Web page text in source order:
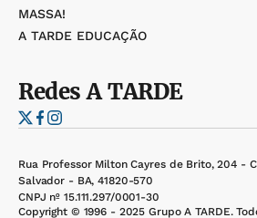
MASSA!
A TARDE EDUCAÇÃO
RedesA TARDE
Rua Professor Milton Cayres de Brito, 204 -
Salvador - BA, 41820-570
CNPJ nº 15.111.297/0001-30
Copyright © 1996 - 2025 Grupo A TARDE.